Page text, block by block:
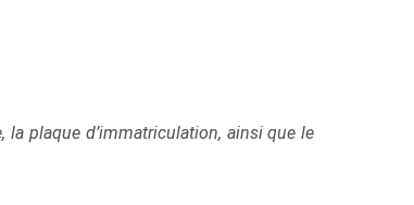
la plaque d’immatriculation, ainsi que le